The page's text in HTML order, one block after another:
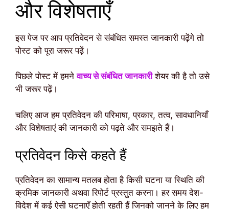
और विशेषताएँ
इस पेज पर आप प्रतिवेदन से संबंधित समस्त जानकारी पढ़ेंगे तो
पोस्ट को पूरा जरूर पढ़ें।
पिछले पोस्ट में हमनेवाच्य से संबंधित जानकारीशेयर की है तो उसे
भी जरूर पढ़ें।
चलिए आज हम प्रतिवेदन की परिभाषा, प्रकार, तत्व, सावधानियाँ
और विशेषताएं की जानकारी को पढ़ते और समझते हैं।
प्रतिवेदन किसे कहते हैं
प्रतिवेदन का सामान्य मतलब होता है किसी घटना या स्थिति की
क्रमिक जानकारी अथवा रिपोर्ट प्रस्तुत करना। हर समय देश-
विदेश में कई ऐसी घटनाएँ होती रहती हैं जिनको जानने के लिए हम